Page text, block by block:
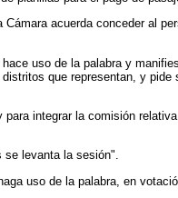
acuerda conceder al
uso de la palabra y
que representan, y
integrar la comisión
se levanta la sesión".
uso de la palabra, en